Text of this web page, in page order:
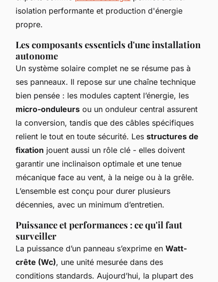
isolation performante et production d'énergie
propre.
Les composants essentiels d'une installation
autonome
Un système solaire complet ne se résume pas à
ses panneaux. Il repose sur une chaîne technique
bien pensée : les modules captent l’énergie, les
micro-onduleurs ou un onduleur central assurent
la conversion, tandis que des câbles spécifiques
relient le tout en toute sécurité. Les structures de
fixation jouent aussi un rôle clé - elles doivent
garantir une inclinaison optimale et une tenue
mécanique face au vent, à la neige ou à la grêle.
L’ensemble est conçu pour durer plusieurs
décennies, avec un minimum d’entretien.
Puissance et performances : ce qu'il faut
surveiller
La puissance d’un panneau s’exprime en Watt-
crête (Wc), une unité mesurée dans des
conditions standards. Aujourd’hui, la plupart des